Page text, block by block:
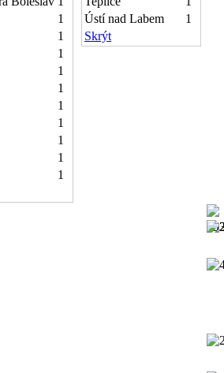
1
1
1
1
1
1
1
1
1
1
Ústí nad Labem
1
Skrýt